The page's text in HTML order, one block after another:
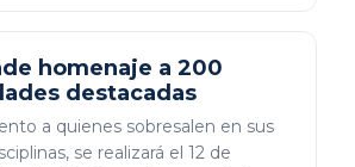
homenaje a 200
destacadas
a quienes sobresalen en sus
se realizará el 12 de